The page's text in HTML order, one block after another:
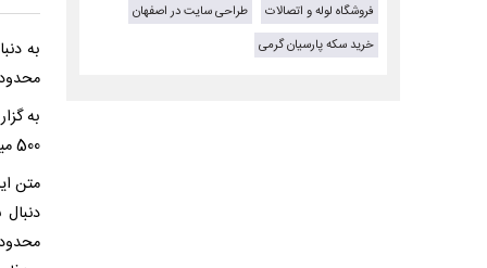
به
500 میلی‌متری انتقال آب واقع در خیابان زرگنده، اطلاعیه‌ای صادر کرد.
متن
فروشگاه لوله و اتصالات
طراحی سایت در اصفهان
خرید سکه پارسیان گرمی